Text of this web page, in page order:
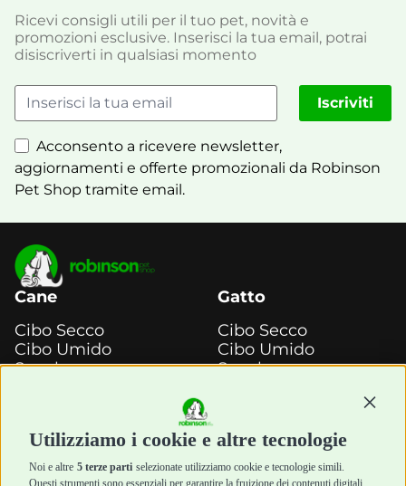
Utilizziamo i cookie e altre tecnologie
Noi e altre 5 terze parti selezionate utilizziamo cookie e tecnologie simili.
Questi strumenti sono essenziali per garantire la fruizione dei contenuti digitali,
Ricevi consigli utili per il tuo pet, novità e
promozioni esclusive. Inserisci la tua email, potrai
disiscriverti in qualsiasi momento
Acconsento a ricevere newsletter,
aggiornamenti e offerte promozionali da Robinson
Pet Shop tramite email.
Iscriviti
Cane
Cibo Secco
Cibo Umido
Snack e
Igiene e Pulizia
Accessori
Gatto
Cibo Secco
Cibo Umido
Snack e
Igiene e Pulizia
Accessori